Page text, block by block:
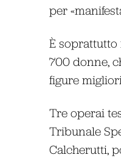
per
È soprattutto
700 donne,
figure
Tre operai
Tribunale
Calcherutti,